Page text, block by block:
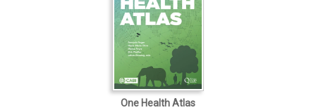
One Health Atlas